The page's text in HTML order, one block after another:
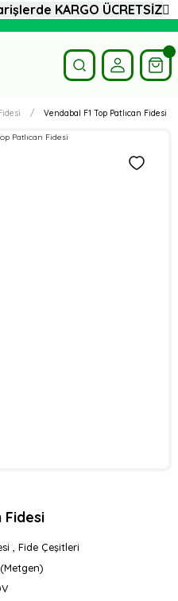
Vendabal F1 Top Patlıcan Fidesi
Fidesi
Fide Çeşitleri
KARGO ÜCRETSİZ